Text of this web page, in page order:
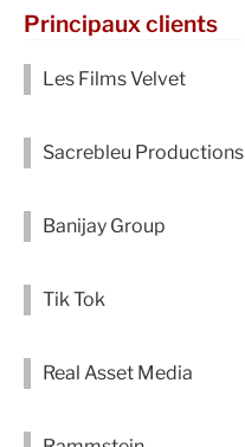
Principaux clients
Les Films Velvet
Sacrebleu Productions
Banijay Group
Tik Tok
Real Asset Media